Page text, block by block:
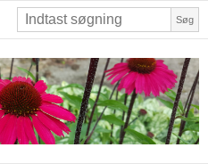
Søg